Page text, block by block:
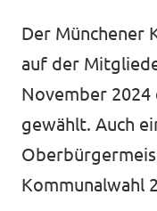
Website
Volt in deinem
Volt
Menschen
Neuigkeiten
Unsere Events
Der Münchener
auf der
November 2024
gewählt. Auch
Kommunalwahl